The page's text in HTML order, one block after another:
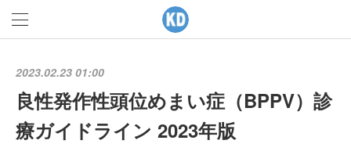
2023.02.23 01:00
良性発作性頭位めまい症（BPPV）診
療ガイドライン 2023年版